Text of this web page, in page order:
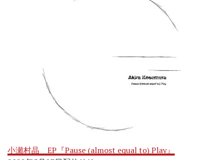
小瀬村晶 EP『Pause (almost equal to) Play』